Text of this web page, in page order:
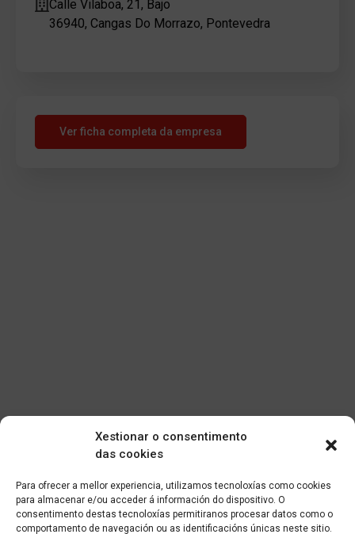
Xestionar o consentimento
das cookies
Para ofrecer a mellor experiencia, utilizamos tecnoloxías como cookies
para almacenar e/ou acceder á información do dispositivo. O
consentimento destas tecnoloxías permitiranos procesar datos como o
comportamento de navegación ou as identificacións únicas neste sitio.
Calle Vilaboa, 21, Bajo
36940, Cangas Do Morrazo, Pontevedra
Ver ficha completa da empresa